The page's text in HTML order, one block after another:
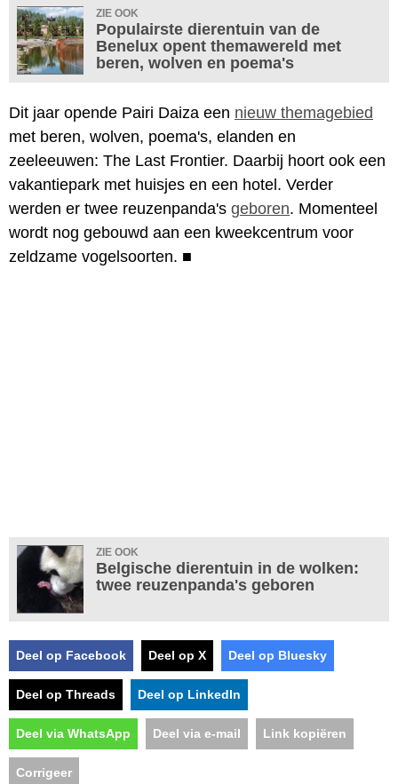
ZIE OOK
Populairste dierentuin van de
Benelux opent themawereld met
beren, wolven en poema's
Dit jaar opende Pairi Daiza een nieuw themagebied
met beren, wolven, poema's, elanden en
zeeleeuwen: The Last Frontier. Daarbij hoort ook een
vakantiepark met huisjes en een hotel. Verder
werden er twee reuzenpanda's geboren. Momenteel
wordt nog gebouwd aan een kweekcentrum voor
zeldzame vogelsoorten. ■
ZIE OOK
Belgische dierentuin in de wolken:
twee reuzenpanda's geboren
Deel op Facebook Deel op X Deel op Bluesky
Deel op Threads Deel op LinkedIn
Deel via WhatsApp Deel via e-mail Link kopiëren
Corrigeer